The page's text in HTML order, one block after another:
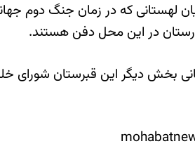
که در زمان جنگ دوم
در این محل دفن هستند.
بخش دیگر این قبرستان شورای